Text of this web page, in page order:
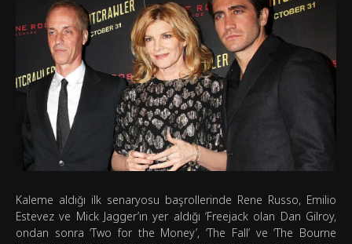
Kaleme aldığı ilk senaryosu başrollerinde Rene Russo, Emilio
Estevez ve Mick Jagger’ın yer aldığı ‘Freejack olan Dan Gilroy,
ondan sonra ‘Two for the Money’, ‘The Fall’ ve ‘The Bourne